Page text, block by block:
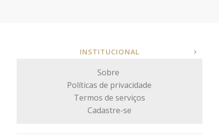
INSTITUCIONAL
Sobre
Políticas de privacidade
Termos de serviços
Cadastre-se